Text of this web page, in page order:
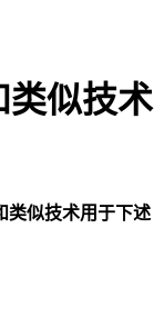
类似技术
类似技术用于下述